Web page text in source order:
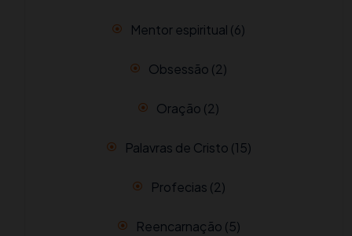
Mentor espiritual (6)
Obsessão (2)
Oração (2)
Palavras de Cristo (15)
Profecias (2)
Reencarnação (5)